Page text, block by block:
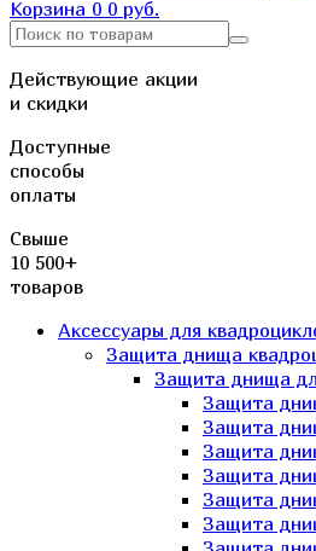
Корзина 0 0 руб.
Действующие акции
и скидки
Доступные
способы
оплаты
Свыше
10 500+
товаров
Аксессуары для
Защита днища
Защита днища
Защита
Защита
Защита
Защита
Защита
Защита